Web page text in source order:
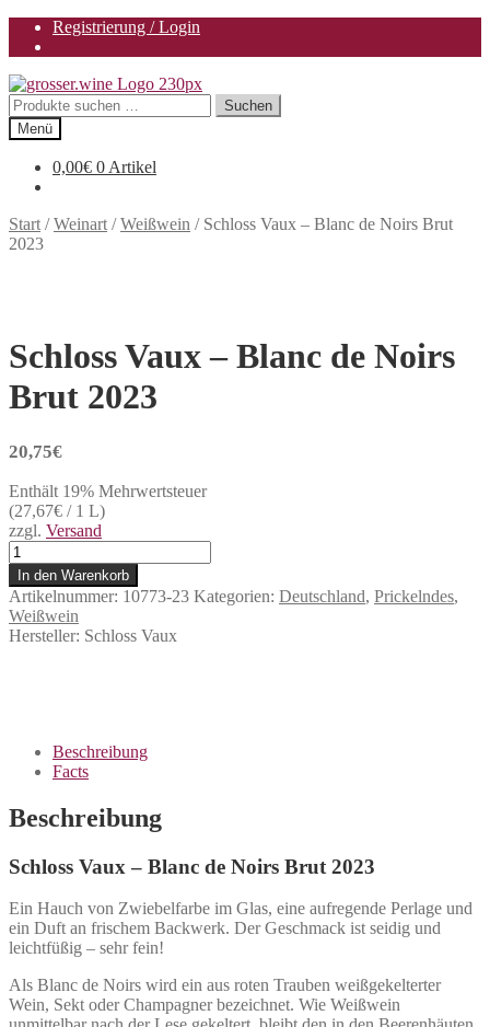
Registrierung / Login
Zur
Navigation
springen
Zum
Inhalt
springen
Suchen
nach:
Suchen
Menü
0,00€ 0 Artikel
Start /Weinart /Weißwein / Schloss Vaux – Blanc de Noirs Brut
2023
Schloss Vaux – Blanc de Noirs
Brut 2023
20,75€
Enthält 19% Mehrwertsteuer
(27,67€ / 1 L)
zzgl. Versand
Schloss
Vaux
-
Blanc
de
Noirs
In den Warenkorb
Artikelnummer: 10773-23 Kategorien: Deutschland, Prickelndes,
Weißwein
Hersteller: Schloss Vaux
Beschreibung
Facts
Beschreibung
Schloss Vaux – Blanc de Noirs Brut 2023
Ein Hauch von Zwiebelfarbe im Glas, eine aufregende Perlage und
ein Duft an frischem Backwerk. Der Geschmack ist seidig und
leichtfüßig – sehr fein!
Als Blanc de Noirs wird ein aus roten Trauben weißgekelterter
Wein, Sekt oder Champagner bezeichnet. Wie Weißwein